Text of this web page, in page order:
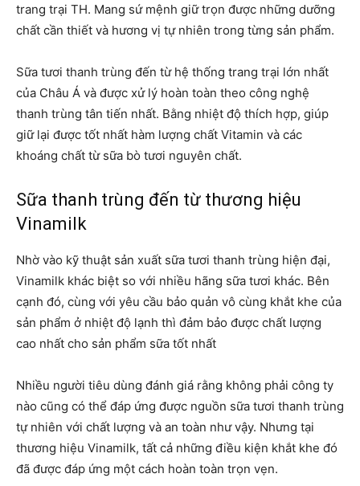
trang trại TH. Mang sứ mệnh giữ trọn được những dưỡng
chất cần thiết và hương vị tự nhiên trong từng sản phẩm.
Sữa tươi thanh trùng đến từ hệ thống trang trại lớn nhất
của Châu Á và được xử lý hoàn toàn theo công nghệ
thanh trùng tân tiến nhất. Bằng nhiệt độ thích hợp, giúp
giữ lại được tốt nhất hàm lượng chất Vitamin và các
khoáng chất từ sữa bò tươi nguyên chất.
Sữa thanh trùng đến từ thương hiệu
Vinamilk
Nhờ vào kỹ thuật sản xuất sữa tươi thanh trùng hiện đại,
Vinamilk khác biệt so với nhiều hãng sữa tươi khác. Bên
cạnh đó, cùng với yêu cầu bảo quản vô cùng khắt khe của
sản phẩm ở nhiệt độ lạnh thì đảm bảo được chất lượng
cao nhất cho sản phẩm sữa tốt nhất
Nhiều người tiêu dùng đánh giá rằng không phải công ty
nào cũng có thể đáp ứng được nguồn sữa tươi thanh trùng
tự nhiên với chất lượng và an toàn như vậy. Nhưng tại
thương hiệu Vinamilk, tất cả những điều kiện khắt khe đó
đã được đáp ứng một cách hoàn toàn trọn vẹn.